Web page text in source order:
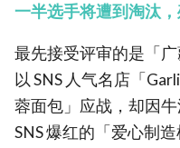
一半选手将遭到淘汰，
最先接受评审的是「
以 SNS 人气名店「
蓉面包」应战，却因牛
SNS 爆红的「爱心制